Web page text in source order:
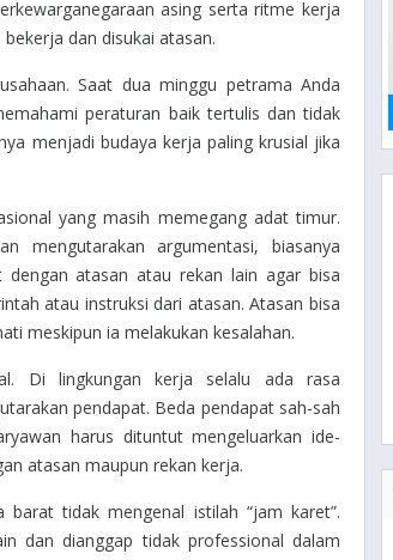
asing serta ritme kerja
dan disukai atasan.
Saat dua minggu petrama Anda
peraturan baik tertulis dan tidak
menjadi budaya kerja paling krusial jika
yang masih memegang adat timur.
mengutarakan argumentasi, biasanya
dengan atasan atau rekan lain agar bisa
atau instruksi dari atasan. Atasan bisa
meskipun ia melakukan kesalahan.
Di lingkungan kerja selalu ada rasa
pendapat. Beda pendapat sah-sah
harus dituntut mengeluarkan ide-
atasan maupun rekan kerja.
barat tidak mengenal istilah “jam karet”.
dan dianggap tidak professional dalam